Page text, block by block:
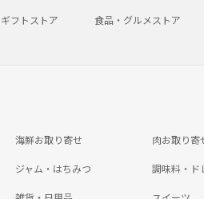
ギフトストア 食品・グルメストア
海鮮お取り寄せ 肉お取り寄
ジャム・はちみつ 調味料・ド